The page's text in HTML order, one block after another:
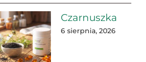
Czarnuszka
6 sierpnia, 2026